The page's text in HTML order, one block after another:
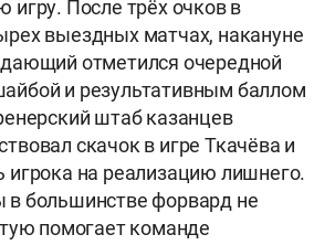
игру. После трёх очков в
выездных матчах, накануне
отметился очередной
и результативным баллом
штаб казанцев
скачок в игре Ткачёва и
игрока на реализацию лишнего.
в большинстве форвард не
помогает команде